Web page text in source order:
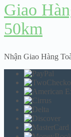
Giao
50km
Nhận Giao Hàng